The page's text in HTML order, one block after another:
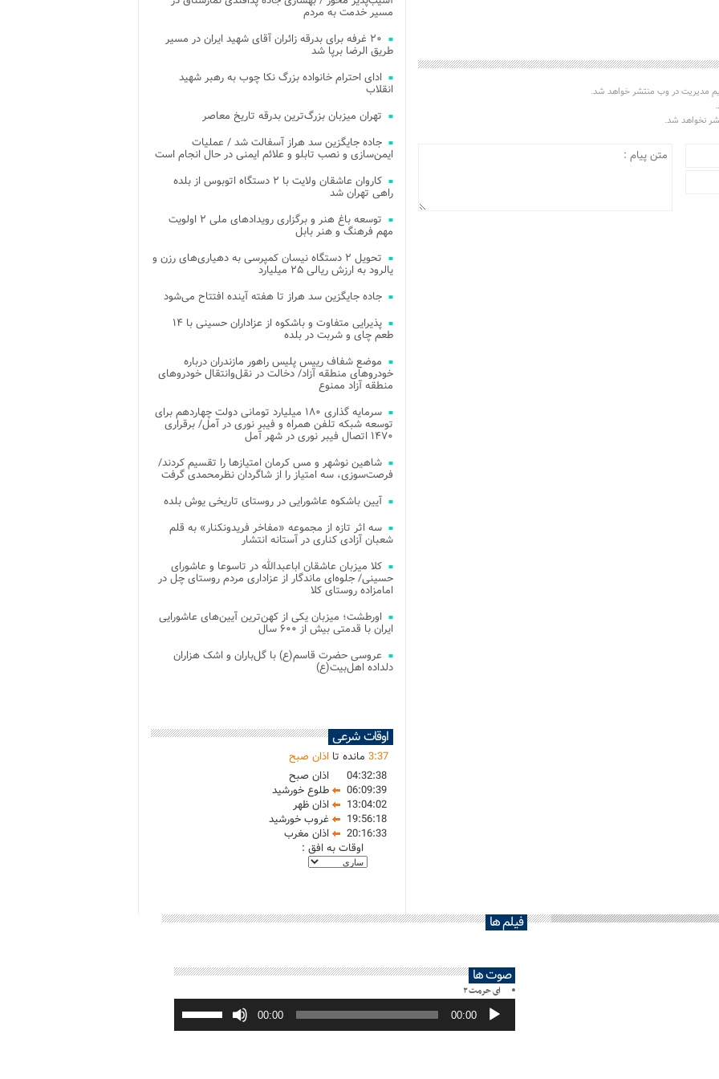
مدیریت در وب منتشر خواهد شد.
نخواهد شد.
مسیر خدمت به مردم
۲۰ غرفه برای بدرقه زائران آقای شهید ایران در مسیر
طریق الرضا برپا شد
ادای احترام خانواده بزرگ نکا چوب به رهبر شهید
انقلاب
تهران میزبان بزرگ‌ترین بدرقه تاریخ معاصر
جاده جایگزین سد هراز آسفالت شد / عملیات
ایمن‌سازی و نصب تابلو و علائم ایمنی در حال انجام است
کاروان عاشقان ولایت با ۲ دستگاه اتوبوس از بلده
راهی تهران شد
توسعه باغ هنر و برگزاری رویدادهای ملی ۲ اولویت
مهم فرهنگ و هنر بابل
تحویل ۲ دستگاه نیسان کمپرسی به دهیاری‌های رزن و
یالرود به ارزش ریالی ۲۵ میلیارد
جاده جایگزین سد هراز تا هفته آینده افتتاح می‌شود
پذیرایی متفاوت و باشکوه از عزاداران حسینی با ۱۴
طعم چای و شربت در بلده
موضع شفاف رییس پلیس راهور مازندران درباره
خودروهای منطقه آزاد/ دخالت در نقل‌وانتقال خودروهای
منطقه آزاد ممنوع
سرمایه گذاری ۱۸۰ میلیارد تومانی دولت چهاردهم برای
توسعه شبکه تلفن همراه و فیبر نوری در آمل/ برقراری
۱۴۷۰ اتصال فیبر نوری در شهر آمل
شاهین نوشهر و مس کرمان امتیازها را تقسیم کردند/
فرصت‌سوزی، سه امتیاز را از شاگردان نظرمحمدی گرفت
آیین باشکوه عاشورایی در روستای تاریخی یوش بلده
سه اثر تازه از مجموعه «مفاخر فریدونکنار» به قلم
شعبان آزادی کناری در آستانه انتشار
کلا میزبان عاشقان اباعبدالله در تاسوعا و عاشورای
حسینی/ جلوه‌ای ماندگار از عزاداری مردم روستای چل در
امامزاده روستای کلا
اورطشت؛ میزبان یکی از کهن‌ترین آیین‌های عاشورایی
ایران با قدمتی بیش از ۶۰۰ سال
عروسی حضرت قاسم(ع) با گل‌باران و اشک هزاران
دلداده اهل‌بیت(ع)
اوقات شرعی
3:37 مانده تا اذان صبح
04:32:38
اذان صبح
06:09:39
طلوع خورشید
13:04:02
اذان ظهر
19:56:18
غروب خورشید
20:16:33
اذان مغرب
اوقات به افق :
فیلم ها
صوت ها
ای حرمت ۲
پخش‌کننده
صوت 00:00
00:00
برای
افزایش
یا
صدا